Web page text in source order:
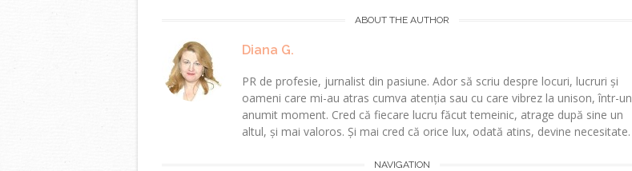
ABOUT THE AUTHOR
Diana G.
PR de profesie, jurnalist din pasiune. Ador să scriu despre locuri, lucruri și
oameni care mi-au atras cumva atenția sau cu care vibrez la unison, într-un
anumit moment. Cred că fiecare lucru făcut temeinic, atrage după sine un
altul, și mai valoros. Și mai cred că orice lux, odată atins, devine necesitate.
NAVIGATION